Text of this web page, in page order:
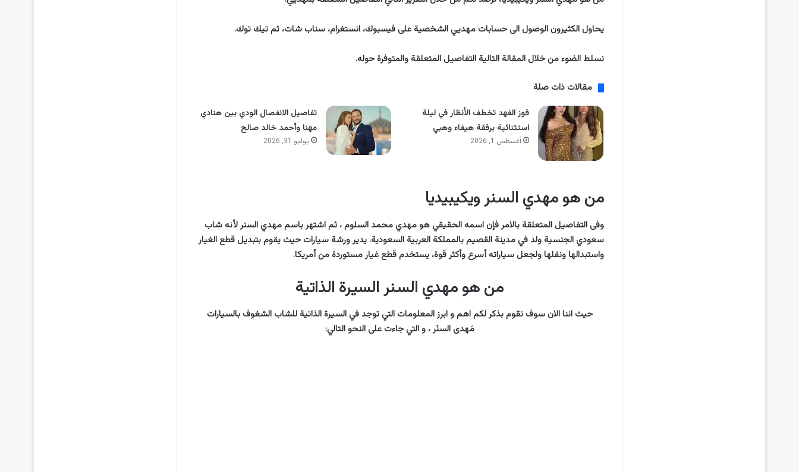
يحاول الكثيرون الوصول الى حسابات مهديي الشخصية على فيسبوك، انستغرام، سناب شات، ثم تيك توك.
نسلط الضوء من خلال المقالة التالية التفاصيل المتعلقة والمتوفرة حوله.
مقالات ذات صلة
فوز الفهد تخطف الأنظار في ليلة
استثنائية برفقة هيفاء وهبي
أغسطس 1, 2026
تفاصيل الانفصال الودي بين هنادي
مهنا وأحمد خالد صالح
يوليو 31, 2026
من هو مهدي السنر ويكيبيديا
وفى التفاصيل المتعلقة بالامر فإن اسمه الحقيقي هو مهدي محمد السلوم ، ثم اشتهر باسم مهدي السنر لأنه شاب
سعودي الجنسية ولد في مدينة القصيم بالمملكة العربية السعودية. يدير ورشة سيارات حيث يقوم بتبديل قطع الغيار
واستبدالها ونقلها ولجعل سياراته أسرع وأكثر قوة، يستخدم قطع غيار مستوردة من أمريكا.
من هو مهدي السنر السيرة الذاتية
حيث اننا الان سوف نقوم بذكر لكم اهم و ابرز المعلومات التي توجد في السيرة الذاتية للشاب الشغوف بالسيارات
مَهدى السنَر ، و التي جاءت على النحو التالي: